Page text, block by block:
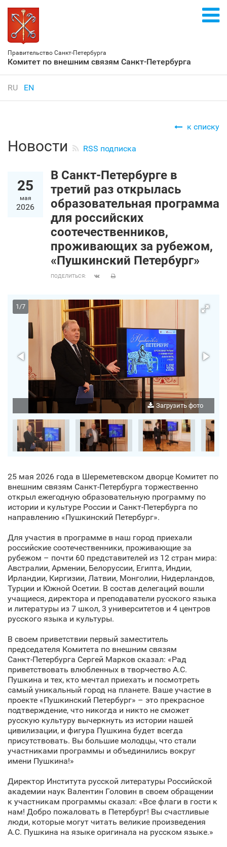
Правительство Санкт‑Петербурга
Комитет по внешним связям Санкт‑Петербурга
RU EN
к списку
Новости RSS подписка
25
мая
2026
В Санкт‑Петербурге в
третий раз открылась
образовательная программа
для российских
соотечественников,
проживающих за рубежом,
«Пушкинский Петербург»
ПОДЕЛИТЬСЯ:
Загрузить фото
1/7
25 мая 2026 года в Шереметевском дворце Комитет по
внешним связям Санкт‑Петербурга торжественно
открыл ежегодную образовательную программу по
истории и культуре России и Санкт‑Петербурга по
направлению «Пушкинский Петербург».
Для участия в программе в наш город приехали
российские соотечественники, проживающие за
рубежом – почти 60 представителей из 12 стран мира:
Австралии, Армении, Белоруссии, Египта, Индии,
Ирландии, Киргизии, Латвии, Монголии, Нидерландов,
Турции и Южной Осетии. В состав делегаций вошли
учащиеся, директора и преподаватели русского языка
и литературы из 7 школ, 3 университетов и 4 центров
русского языка и культуры.
В своем приветствии первый заместитель
председателя Комитета по внешним связям
Санкт‑Петербурга Сергей Марков сказал: «Рад
приветствовать влюбленных в творчество А.С.
Пушкина и тех, кто мечтал приехать и посмотреть
самый уникальный город на планете. Ваше участие в
проекте «Пушкинский Петербург» – это прекрасное
подтверждение, что никогда и никто не сможет
русскую культуру вычеркнуть из истории нашей
цивилизации, и фигура Пушкина будет всегда
присутствовать. Вы большие молодцы, что стали
участниками программы и объединились вокруг
имени Пушкина!»
Директор Института русской литературы Российской
академии наук Валентин Головин в своем обращении
к участникам программы сказал: «Все флаги в гости к
нам! Добро пожаловать в Петербург! Вы счастливые
люди, которые могут читать великие произведения
А.С. Пушкина на языке оригинала на русском языке.»